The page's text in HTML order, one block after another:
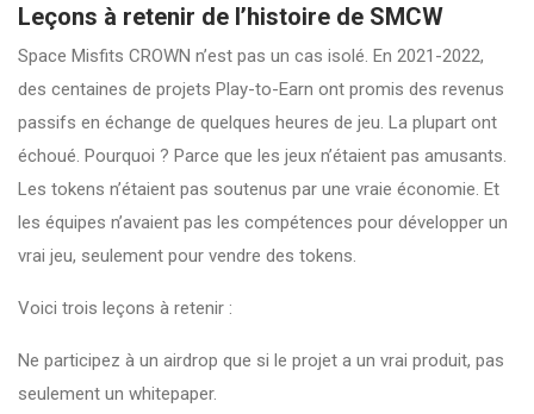
Leçons à retenir de l’histoire de SMCW
Space Misfits CROWN n’est pas un cas isolé. En 2021-2022,
des centaines de projets Play-to-Earn ont promis des revenus
passifs en échange de quelques heures de jeu. La plupart ont
échoué. Pourquoi ? Parce que les jeux n’étaient pas amusants.
Les tokens n’étaient pas soutenus par une vraie économie. Et
les équipes n’avaient pas les compétences pour développer un
vrai jeu, seulement pour vendre des tokens.
Voici trois leçons à retenir :
Ne participez à un airdrop que si le projet a un vrai produit, pas
seulement un whitepaper.